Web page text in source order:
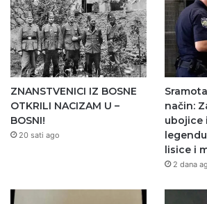
ZNANSTVENICI IZ BOSNE
OTKRILI NACIZAM U –
BOSNI!
20 sati ago
način:
ubojice
lisice i
2 dana